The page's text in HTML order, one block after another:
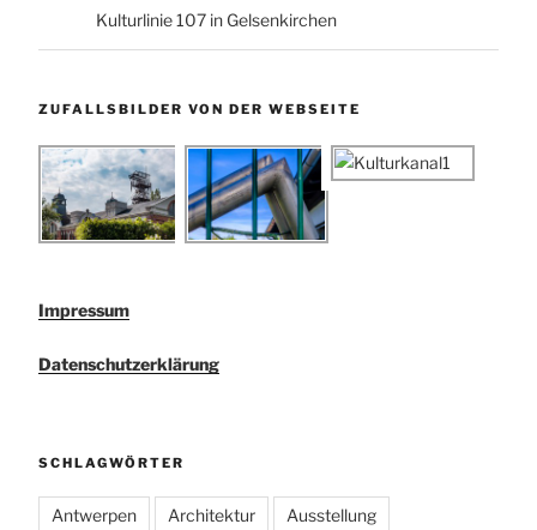
Kulturlinie 107 in Gelsenkirchen
ZUFALLSBILDER VON DER WEBSEITE
Impressum
Datenschutzerklärung
SCHLAGWÖRTER
Antwerpen Architektur Ausstellung